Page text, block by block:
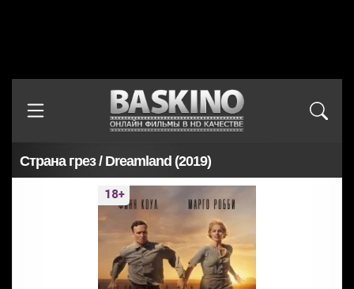
Страна грез / Dreamland (2019)